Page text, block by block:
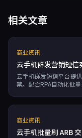
相关文章
商业资讯
云手机群发营销短
云手机群发短信平台提
禁。配合RPA自动化批
商业资讯
云手机批量刷 ARB